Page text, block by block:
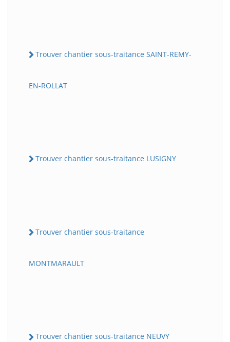
Trouver chantier sous-traitance SAINT-REMY-
EN-ROLLAT
Trouver chantier sous-traitance LUSIGNY
Trouver chantier sous-traitance
MONTMARAULT
Trouver chantier sous-traitance NEUVY